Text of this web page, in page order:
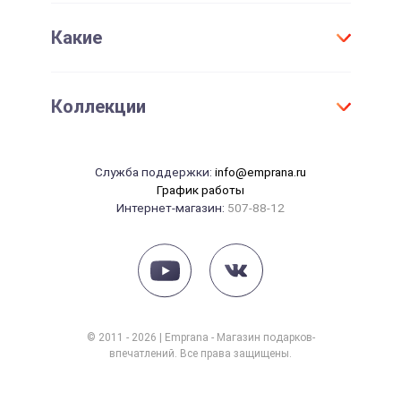
Активировать сертификат
Для детей
Парню
Юбилей
Свадьба
14 февраля
Рождение ребенка
Какие
Необычные
Сувениры
Коллекции
Фотосессия
Служба поддержки: info@emprana.ru
График работы
Интернет-магазин: 507-88-12
© 2011 - 2026 | Emprana - Магазин подарков-
впечатлений. Все права защищены.